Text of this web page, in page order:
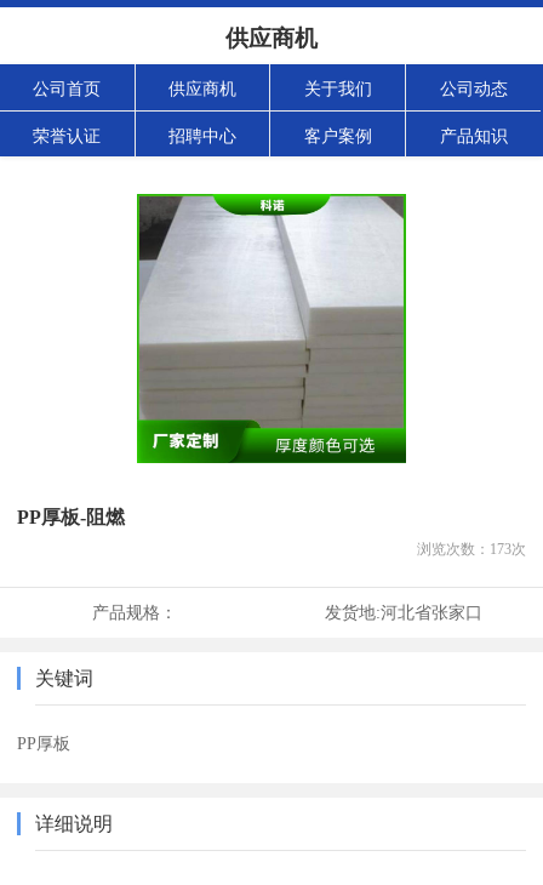
供应商机
公司首页 供应商机 关于我们 公司动态
荣誉认证 招聘中心 客户案例 产品知识
PP厚板-阻燃
浏览次数： 173次
产品规格： 发货地:河北省张家口
关键词
PP厚板
详细说明